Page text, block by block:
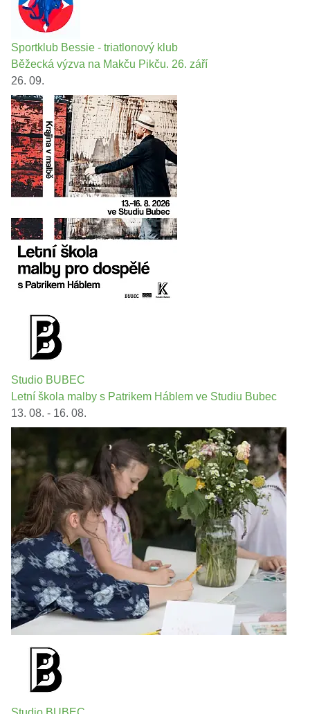
Sportklub Bessie - triatlonový klub
Běžecká výzva na Makču Pikču. 26. září
26. 09.
Studio BUBEC
Letní škola malby s Patrikem Háblem ve Studiu Bubec
13. 08. - 16. 08.